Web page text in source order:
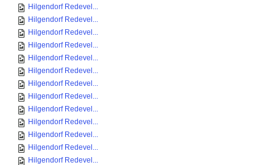
Hilgendorf Redevel...
Hilgendorf Redevel...
Hilgendorf Redevel...
Hilgendorf Redevel...
Hilgendorf Redevel...
Hilgendorf Redevel...
Hilgendorf Redevel...
Hilgendorf Redevel...
Hilgendorf Redevel...
Hilgendorf Redevel...
Hilgendorf Redevel...
Hilgendorf Redevel...
Hilgendorf Redevel...